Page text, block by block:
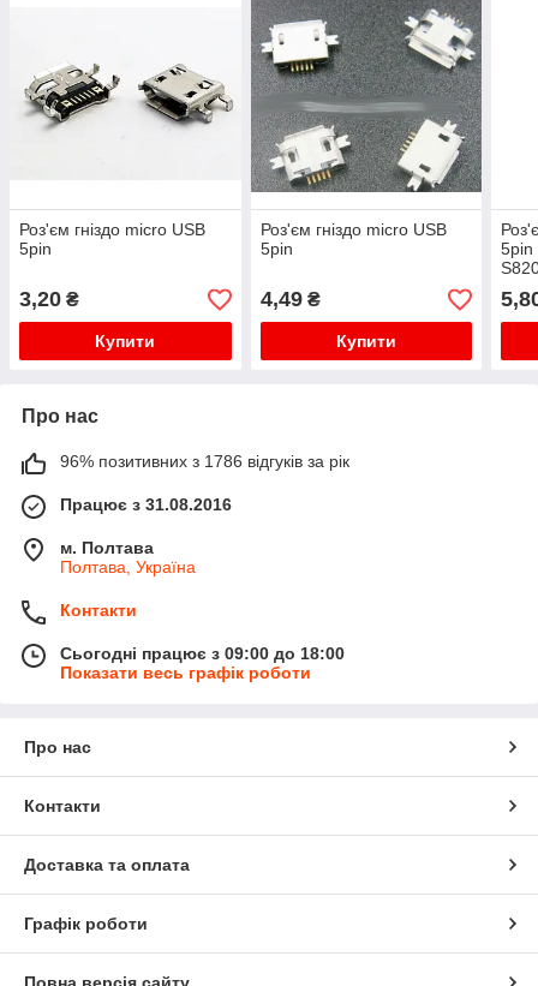
Роз'єм гніздо micro USB
5pin
3,20 ₴
Купити
Роз'єм гніздо micro USB
5pin
4,49₴
Купити
5pin
Про нас
96% позитивних з 1786 відгуків за рік
Працює з 31.08.2016
м. Полтава
Полтава, Україна
Контакти
Сьогодні працює з 09:00 до 18:00
Показати весь графік роботи
Про нас
Контакти
Доставка та оплата
Графік роботи